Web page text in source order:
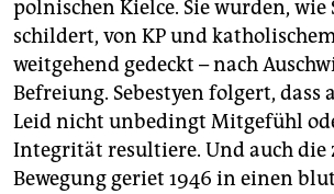
polnischen Kielce. Sie wurden, wie
schildert, von KP und
weitgehend gedeckt – nach
Befreiung. Sebestyen folgert, dass
Leid nicht unbedingt Mitgefühl
Integrität resultiere. Und auch die
Bewegung geriet 1946 in einen